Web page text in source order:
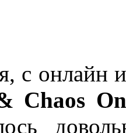
с онлайн
Chaos